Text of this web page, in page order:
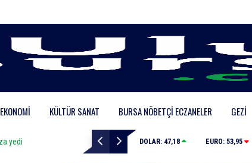
EKONOMI KÜLTÜR SANAT BURSA NÖBETÇI ECZANELER GEZI
Bursa’da zihinsel engelli adamdan haber alınamıyor
DOLAR: 47,18 EURO: 53,95